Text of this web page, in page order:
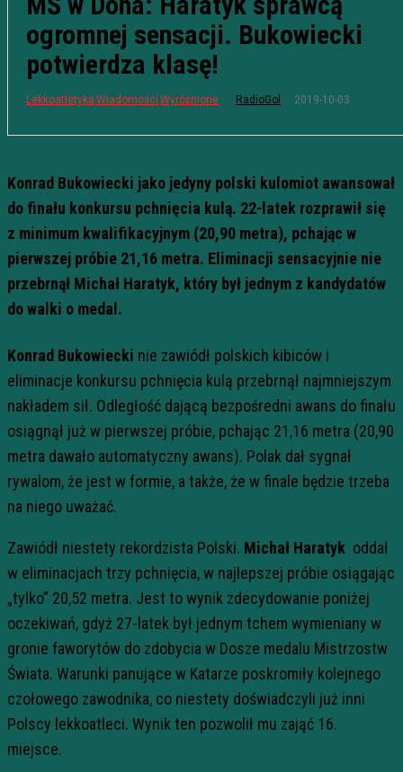
ogromnej sensacji. Bukowiecki
potwierdza klasę!
Lekkoatletyka Wiadomości Wyróżnione RadioGol 2019-10-03
Konrad Bukowiecki jako jedyny polski kulomiot awansował
do finału konkursu pchnięcia kulą. 22-latek rozprawił się
z minimum kwalifikacyjnym (20,90 metra), pchając w
pierwszej próbie 21,16 metra. Eliminacji sensacyjnie nie
przebrnął Michał Haratyk, który był jednym z kandydatów
do walki o medal.
Konrad Bukowiecki nie zawiódł polskich kibiców i
eliminacje konkursu pchnięcia kulą przebrnął najmniejszym
nakładem sił. Odległość dającą bezpośredni awans do finału
osiągnął już w pierwszej próbie, pchając 21,16 metra (20,90
metra dawało automatyczny awans). Polak dał sygnał
rywalom, że jest w formie, a także, że w finale będzie trzeba
na niego uważać.
Zawiódł niestety rekordzista Polski. Michał Haratyk oddał
w eliminacjach trzy pchnięcia, w najlepszej próbie osiągając
„tylko” 20,52 metra. Jest to wynik zdecydowanie poniżej
oczekiwań, gdyż 27-latek był jednym tchem wymieniany w
gronie faworytów do zdobycia w Dosze medalu Mistrzostw
Świata. Warunki panujące w Katarze poskromiły kolejnego
czołowego zawodnika, co niestety doświadczyli już inni
Polscy lekkoatleci. Wynik ten pozwolił mu zająć 16.
miejsce.